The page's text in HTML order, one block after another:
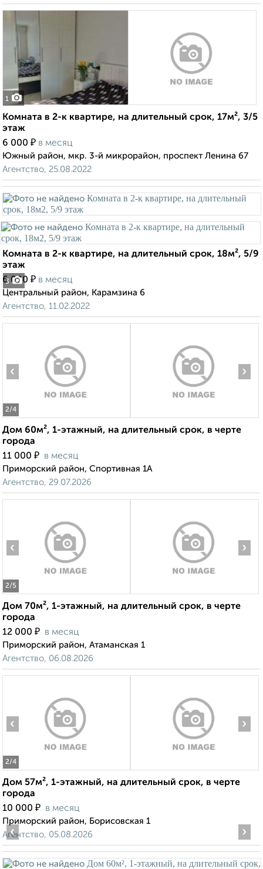
1
Комната в 2-к квартире, на длительный срок, 17м², 3/5
этаж
6 000 ₽ в месяц
Южный район, мкр. 3-й микрорайон, проспект Ленина 67
Агентство, 25.08.2022
3
Комната в 2-к квартире, на длительный срок, 18м², 5/9
этаж
6 000 ₽ в месяц
Центральный район, Карамзина 6
Агентство, 11.02.2022
2/4
‹ ›
Дом 60м², 1-этажный, на длительный срок, в черте
города
11 000 ₽ в месяц
Приморский район, Спортивная 1А
Агентство, 29.07.2026
2/5
‹ ›
Дом 70м², 1-этажный, на длительный срок, в черте
города
12 000 ₽ в месяц
Приморский район, Атаманская 1
Агентство, 06.08.2026
2/4
‹ ›
Дом 57м², 1-этажный, на длительный срок, в черте
города
10 000 ₽ в месяц
Приморский район, Борисовская 1
Агентство, 05.08.2026
‹ ›